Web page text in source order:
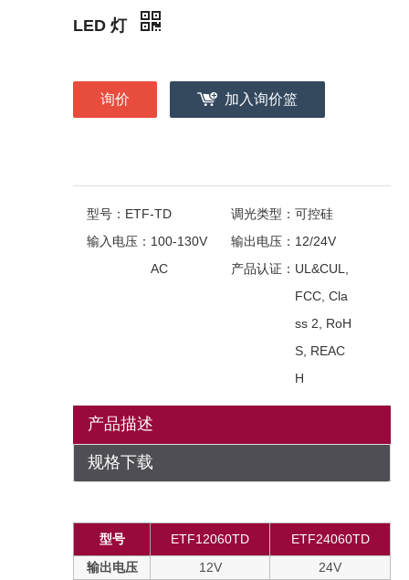
LED 灯
询价 加入询价篮
型号： ETF-TD 调光类型：可控硅
输入电压： 100-130V
AC
输出电压： 12/24V
产品认证： UL&CUL,
FCC, Cla
ss 2, RoH
S, REAC
H
产品描述
规格下载
型号 ETF12060TD
ETF24060TD
输出电压
12V
24V